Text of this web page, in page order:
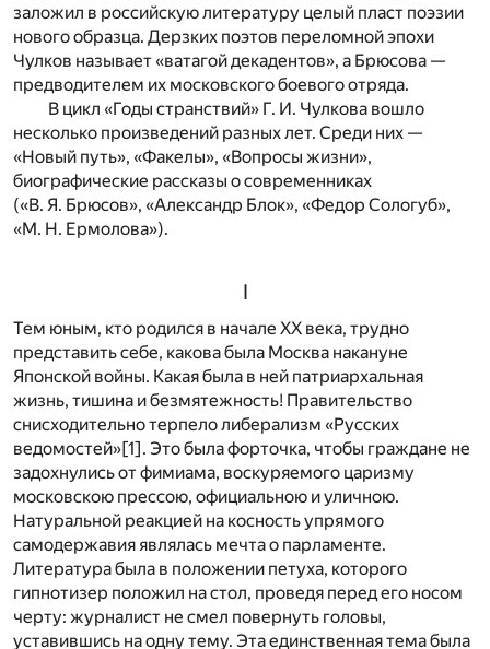
заложил в российскую литературу целый пласт поэзии
нового образца. Дерзких поэтов переломной эпохи
Чулков называет «ватагой декадентов», а Брюсова —
предводителем их московского боевого отряда.
В цикл «Годы странствий» Г. И. Чулкова вошло
несколько произведений разных лет. Среди них —
«Новый путь», «Факелы», «Вопросы жизни»,
биографические рассказы о современниках
(«В. Я. Брюсов», «Александр Блок», «Федор Сологуб»,
«М. Н. Ермолова»).
I
Тем юным, кто родился в начале XX века, трудно
представить себе, какова была Москва накануне
Японской войны. Какая была в ней патриархальная
жизнь, тишина и безмятежность! Правительство
снисходительно терпело либерализм «Русских
ведомостей»[1] . Это была форточка, чтобы граждане не
задохнулись от фимиама, воскуряемого царизму
московскою прессою, официальною и уличною.
Натуральной реакцией на косность упрямого
самодержавия являлась мечта о парламенте.
Литература была в положении петуха, которого
гипнотизер положил на стол, проведя перед его носом
черту: журналист не смел повернуть головы,
уставившись на одну тему. Эта единственная тема была